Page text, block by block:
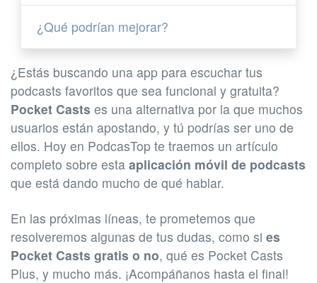
¿Qué podrían mejorar?
¿Estás buscando una app para escuchar tus
podcasts favoritos que sea funcional y gratuita?
Pocket Casts es una alternativa por la que muchos
usuarios están apostando, y tú podrías ser uno de
ellos. Hoy en PodcasTop te traemos un artículo
completo sobre esta aplicación móvil de podcasts
que está dando mucho de qué hablar.
En las próximas líneas, te prometemos que
resolveremos algunas de tus dudas, como si es
Pocket Casts gratis o no, qué es Pocket Casts
Plus, y mucho más. ¡Acompáñanos hasta el final!